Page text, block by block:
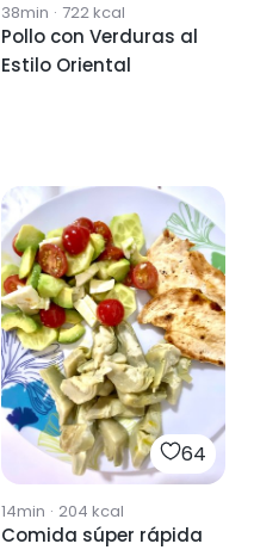
38min · 722kcal
Pollo con Verduras al
Estilo Oriental
64
14min · 204 kcal
Comida súper rápida